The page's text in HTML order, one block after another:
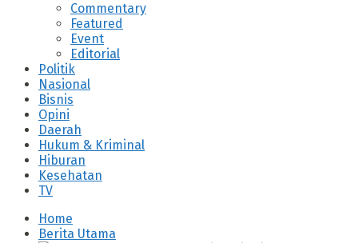
Commentary
Featured
Event
Editorial
Politik
Nasional
Bisnis
Opini
Daerah
Hukum & Kriminal
Hiburan
Kesehatan
TV
Home
Berita Utama